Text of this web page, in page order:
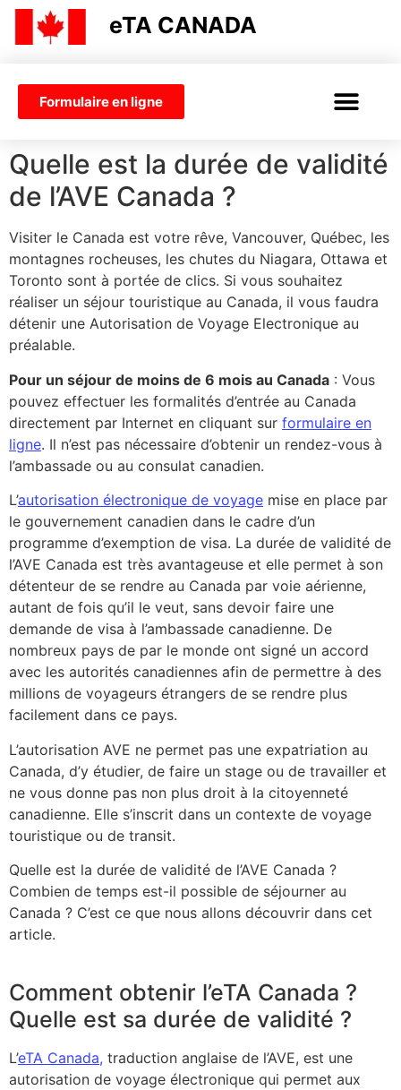
eTA CANADA
Formulaire en ligne
Quelle est la durée de validité
de l’AVE Canada ?
Visiter le Canada est votre rêve, Vancouver, Québec, les
montagnes rocheuses, les chutes du Niagara, Ottawa et
Toronto sont à portée de clics. Si vous souhaitez
réaliser un séjour touristique au Canada, il vous faudra
détenir une Autorisation de Voyage Electronique au
préalable.
Pour un séjour de moins de 6 mois au Canada : Vous
pouvez effectuer les formalités d’entrée au Canada
directement par Internet en cliquant sur formulaire en
ligne. Il n’est pas nécessaire d’obtenir un rendez-vous à
l’ambassade ou au consulat canadien.
L’autorisation électronique de voyage mise en place par
le gouvernement canadien dans le cadre d’un
programme d’exemption de visa. La durée de validité de
l’AVE Canada est très avantageuse et elle permet à son
détenteur de se rendre au Canada par voie aérienne,
autant de fois qu’il le veut, sans devoir faire une
demande de visa à l’ambassade canadienne. De
nombreux pays de par le monde ont signé un accord
avec les autorités canadiennes afin de permettre à des
millions de voyageurs étrangers de se rendre plus
facilement dans ce pays.
L’autorisation AVE ne permet pas une expatriation au
Canada, d’y étudier, de faire un stage ou de travailler et
ne vous donne pas non plus droit à la citoyenneté
canadienne. Elle s’inscrit dans un contexte de voyage
touristique ou de transit.
Quelle est la durée de validité de l’AVE Canada ?
Combien de temps est-il possible de séjourner au
Canada ? C’est ce que nous allons découvrir dans cet
article.
Comment obtenir l’eTA Canada ?
Quelle est sa durée de validité ?
L’eTA Canada, traduction anglaise de l’AVE, est une
autorisation de voyage électronique qui permet aux